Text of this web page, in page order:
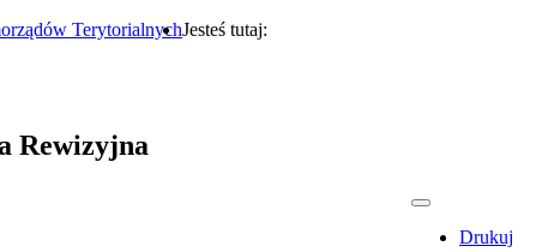
TerytorialnychJesteś tutaj:
Rewizyjna
Drukuj